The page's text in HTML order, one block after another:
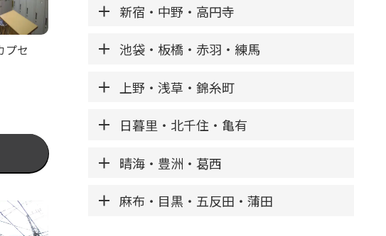
プセ
新宿・中野・高円寺
池袋・板橋・赤羽・練馬
上野・浅草・錦糸町
日暮里・北千住・亀有
晴海・豊洲・葛西
麻布・目黒・五反田・蒲田